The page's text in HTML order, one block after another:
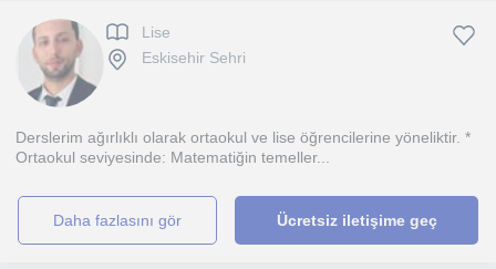
Lise
Eskisehir Sehri
Derslerim ağırlıklı olarak ortaokul ve lise öğrencilerine yöneliktir. *
Ortaokul seviyesinde: Matematiğin temeller...
daha fazlasını gör Ücretsiz iletişime geç